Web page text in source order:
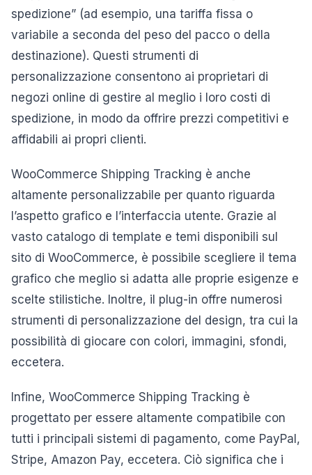
spedizione” (ad esempio, una tariffa fissa o
variabile a seconda del peso del pacco o della
destinazione). Questi strumenti di
personalizzazione consentono ai proprietari di
negozi online di gestire al meglio i loro costi di
spedizione, in modo da offrire prezzi competitivi e
affidabili ai propri clienti.
WooCommerce Shipping Tracking è anche
altamente personalizzabile per quanto riguarda
l’aspetto grafico e l’interfaccia utente. Grazie al
vasto catalogo di template e temi disponibili sul
sito di WooCommerce, è possibile scegliere il tema
grafico che meglio si adatta alle proprie esigenze e
scelte stilistiche. Inoltre, il plug-in offre numerosi
strumenti di personalizzazione del design, tra cui la
possibilità di giocare con colori, immagini, sfondi,
eccetera.
Infine, WooCommerce Shipping Tracking è
progettato per essere altamente compatibile con
tutti i principali sistemi di pagamento, come PayPal,
Stripe, Amazon Pay, eccetera. Ciò significa che i